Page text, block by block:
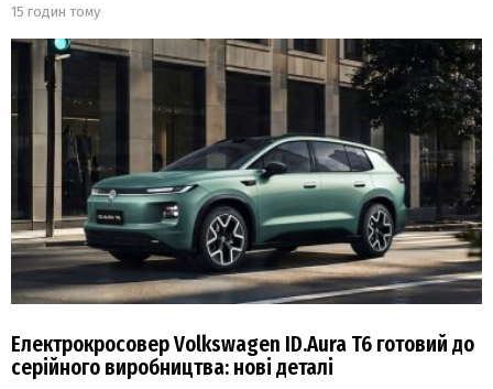
15 годин тому
Електрокросовер Volkswagen ID.Aura T6 готовий до
серійного виробництва: нові деталі